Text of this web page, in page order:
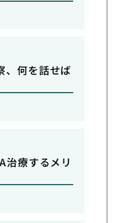
、何を話せば
治療するメリ